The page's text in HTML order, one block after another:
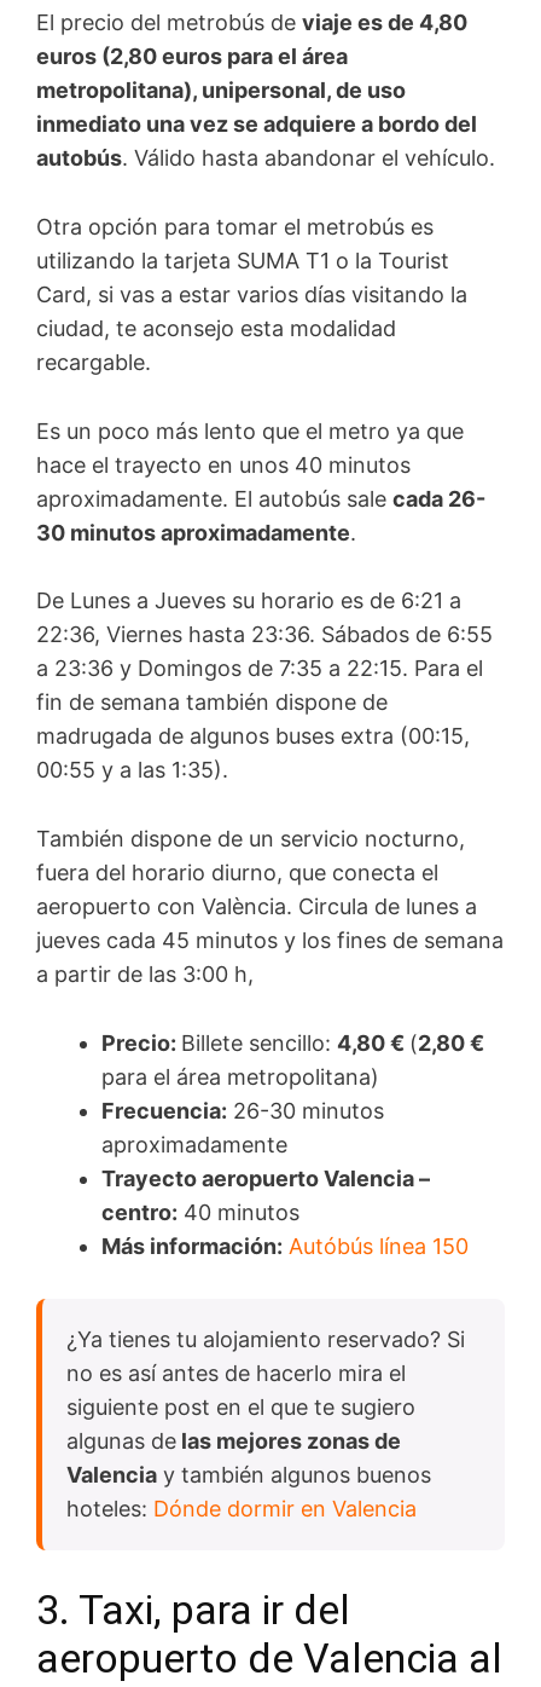
El precio del metrobús de viaje es de 4,80
euros (2,80 euros para el área
metropolitana), unipersonal, de uso
inmediato una vez se adquiere a bordo del
autobús. Válido hasta abandonar el vehículo.
Otra opción para tomar el metrobús es
utilizando la tarjeta SUMA T1 o la Tourist
Card, si vas a estar varios días visitando la
ciudad, te aconsejo esta modalidad
recargable.
Es un poco más lento que el metro ya que
hace el trayecto en unos 40 minutos
aproximadamente. El autobús sale cada 26-
30 minutos aproximadamente.
De Lunes a Jueves su horario es de 6:21 a
22:36, Viernes hasta 23:36. Sábados de 6:55
a 23:36 y Domingos de 7:35 a 22:15. Para el
fin de semana también dispone de
madrugada de algunos buses extra (00:15,
00:55 y a las 1:35).
También dispone de un servicio nocturno,
fuera del horario diurno, que conecta el
aeropuerto con València. Circula de lunes a
jueves cada 45 minutos y los fines de semana
a partir de las 3:00 h,
Precio: Billete sencillo: 4,80 € (2,80 €
para el área metropolitana)
Frecuencia: 26-30 minutos
aproximadamente
Trayecto aeropuerto Valencia –
centro: 40 minutos
Más información: Autóbús línea 150
¿Ya tienes tu alojamiento reservado? Si
no es así antes de hacerlo mira el
siguiente post en el que te sugiero
algunas de las mejores zonas de
Valencia y también algunos buenos
hoteles: Dónde dormir en Valencia
3. Taxi, para ir del
aeropuerto de Valencia al